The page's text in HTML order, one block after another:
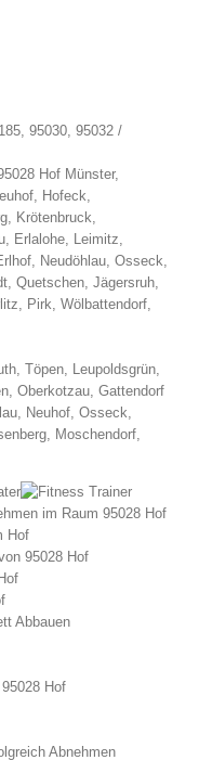
95030, 95032 /
Hof Münster,
Hofeck,
Krötenbruck,
Erlalohe, Leimitz,
Neudöhlau, Osseck,
Quetschen, Jägersruh,
Pirk, Wölbattendorf,
Töpen, Leupoldsgrün,
Oberkotzau, Gattendorf
Neuhof, Osseck,
Moschendorf,